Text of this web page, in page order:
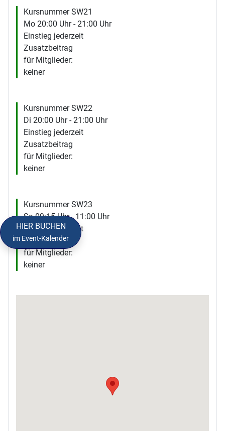
Kursnummer SW21
Mo 20:00 Uhr - 21:00 Uhr
Einstieg jederzeit
Zusatzbeitrag
für Mitglieder:
keiner
Kursnummer SW22
Di 20:00 Uhr - 21:00 Uhr
Einstieg jederzeit
Zusatzbeitrag
für Mitglieder:
keiner
Kursnummer SW23
Sa 09:15 Uhr - 11:00 Uhr
Einstieg jederzeit
Zusatzbeitrag
für Mitglieder:
keiner
HIER BUCHEN
im Event-Kalender